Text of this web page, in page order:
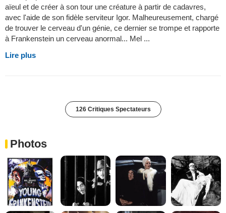
aïeul et de créer à son tour une créature à partir de cadavres,
avec l'aide de son fidèle serviteur Igor. Malheureusement, chargé
de trouver le cerveau d'un génie, ce dernier se trompe et rapporte
à Frankenstein un cerveau anormal... Mel ...
Lire plus
126 Critiques Spectateurs
Photos